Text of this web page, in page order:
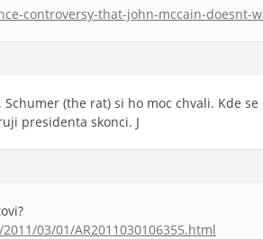
controversy-that-john-mccain-doesnt-
(the rat) si ho moc chvali. Kde
presidenta skonci. J
03/01/AR2011030106355.html